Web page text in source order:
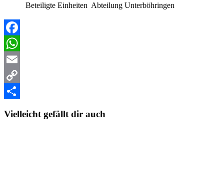
Beteiligte Einheiten Abteilung Unterböhringen
Facebook
WhatsApp
Email
Copy
Vielleicht gefällt dir auch